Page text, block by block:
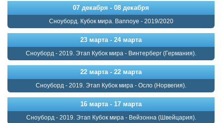
07 декабря - 08 декабря
Сноуборд. Кубок мира. Bannoye - 2019/2020
23 марта - 24 марта
Сноуборд - 2019. Этап Кубок мира - Винтерберг (Германия).
22 марта - 22 марта
Сноуборд - 2019. Этап Кубок мира - Осло (Норвегия).
16 марта - 17 марта
Сноуборд - 2019. Этап Кубок мира - Вейзонна (Швейцария).